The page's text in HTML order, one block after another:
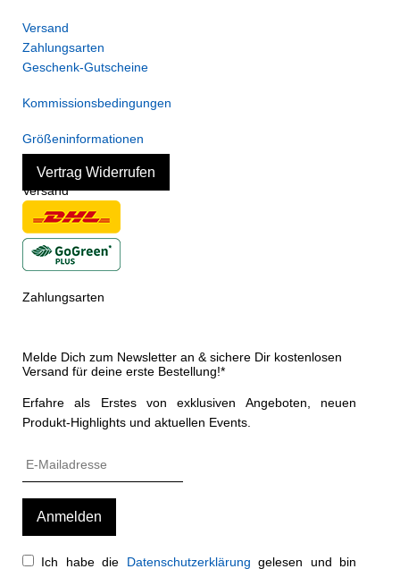
Versand
Zahlungsarten
Geschenk-Gutscheine
Kommissionsbedingungen
Größeninformationen
Vertrag Widerrufen
Versand
Zahlungsarten
Melde Dich zum Newsletter an & sichere Dir kostenlosen
Versand für deine erste Bestellung!*
Erfahre als Erstes von exklusiven Angeboten, neuen
Produkt-Highlights und aktuellen Events.
Ich habe die Datenschutzerklärung gelesen und bin